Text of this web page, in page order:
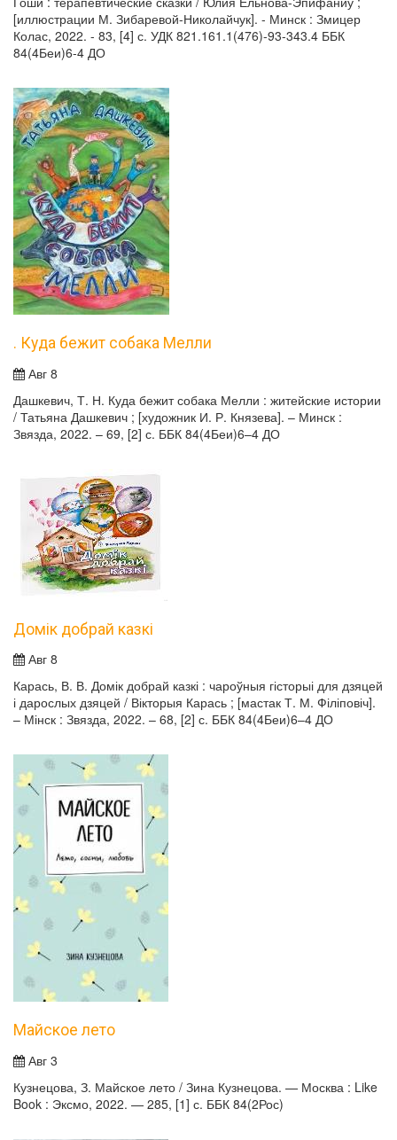
[иллюстрации М. Зибаревой-Николайчук]. - Минск : Змицер
Колас, 2022. - 83, [4] с. УДК 821.161.1(476)-93-343.4 ББК
84(4Беи)6-4 ДО
. Куда бежит собака Мелли
Авг 8
Дашкевич, Т. Н. Куда бежит собака Мелли : житейские истории
/ Татьяна Дашкевич ; [художник И. Р. Князева]. – Минск :
Звязда, 2022. – 69, [2] с. ББК 84(4Беи)6–4 ДО
Домік добрай казкі
Авг 8
Карась, В. В. Домік добрай казкі : чароўныя гісторыі для дзяцей
і дарослых дзяцей / Вікторыя Карась ; [мастак Т. М. Філіповіч].
– Мінск : Звязда, 2022. – 68, [2] с. ББК 84(4Беи)6–4 ДО
Майское лето
Авг 3
Кузнецова, З. Майское лето / Зина Кузнецова. — Москва : Like
Book : Эксмо, 2022. — 285, [1] с. ББК 84(2Рос)